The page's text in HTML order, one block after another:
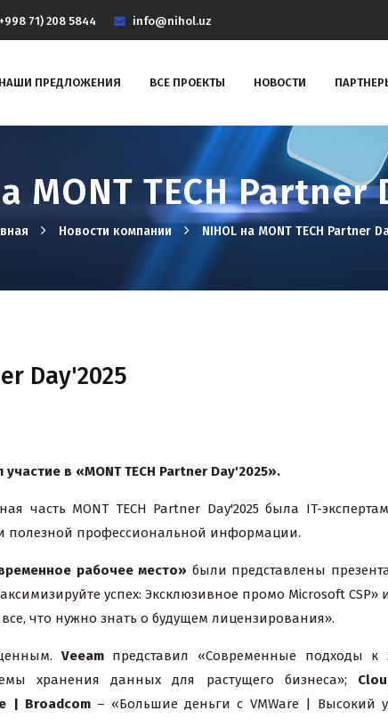
71) 208 5844 info@nihol.uz
НАШИ ПРЕДЛОЖЕНИЯ ВСЕ ПРОЕКТЫ НОВОСТИ
MONT TECH Partner
Новости компании NIHOL на MONT TECH Partner
Day'2025
участие в «MONT TECH Partner Day'2025».
часть MONT TECH Partner Day'2025 была IT-
полезной профессиональной информации.
рабочее место» были представлены
успех: Эксклюзивное промо Microsoft CSP»
что нужно знать о будущем лицензирования».
Veeamпредставил «Современные подходы к
хранения данных для растущего бизнеса»;
| Broadcom– «Большие деньги с VMWare | Высокий